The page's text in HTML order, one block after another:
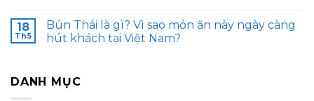
18
Th5
Bún Thái là gì? Vì sao món ăn này ngày càng
hút khách tại Việt Nam?
DANH MỤC